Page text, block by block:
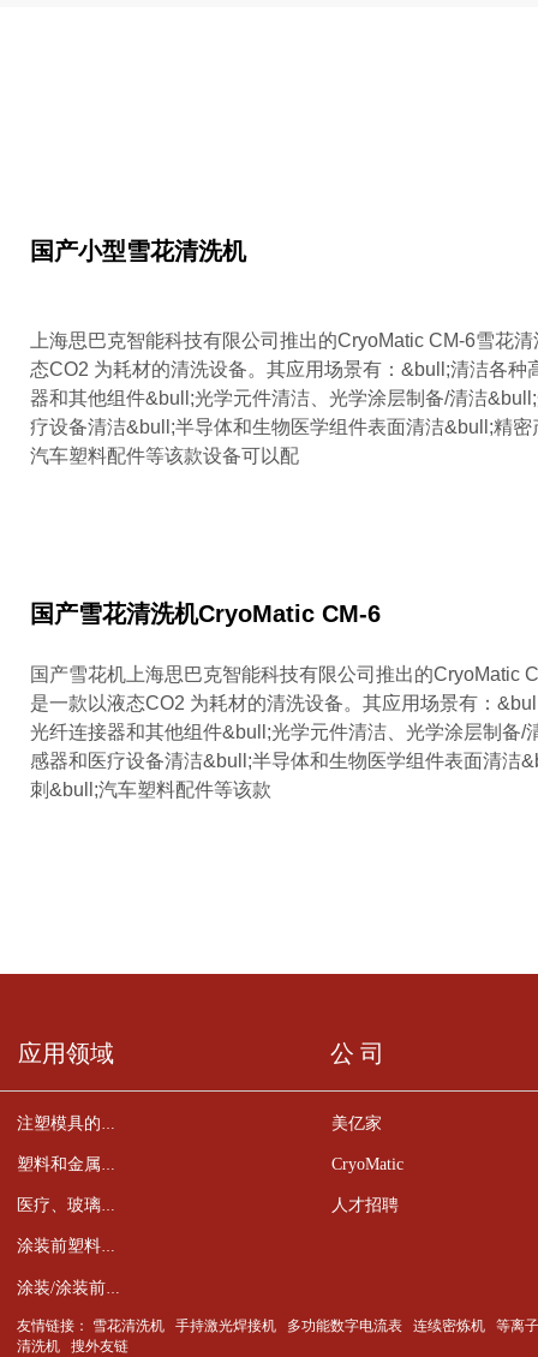
美亿家
CryoMatic
人才招聘
注塑模具的清洁
塑料和金属零件的去毛刺
医疗、玻璃、陶瓷、半导体元件的清洁
涂装前塑料件的预处理
应用领域 公 司
友情链接： 雪花清洗机 手持激光焊接机 多功能数字电流表 连续密炼机
等离
清洗机
搜外友链
国产小型雪花清洗机
上海思巴克智能科技有限公司推出的CryoMatic CM-6雪花
态CO2 为耗材的清洗设备。其应用场景有：&bull;清洁各种
器和其他组件&bull;光学元件清洁、光学涂层制备/清洁
疗设备清洁&bull;半导体和生物医学组件表面清洁&bull;精
汽车塑料配件等该款设备可以配
国产雪花清洗机CryoMatic CM-6
国产雪花机上海思巴克智能科技有限公司推出的CryoMatic
是一款以液态CO2 为耗材的清洗设备。其应用场景有：
光纤连接器和其他组件&bull;光学元件清洁、光学涂层制备/
感器和医疗设备清洁&bull;半导体和生物医学组件表面清洁
刺&bull;汽车塑料配件等该款